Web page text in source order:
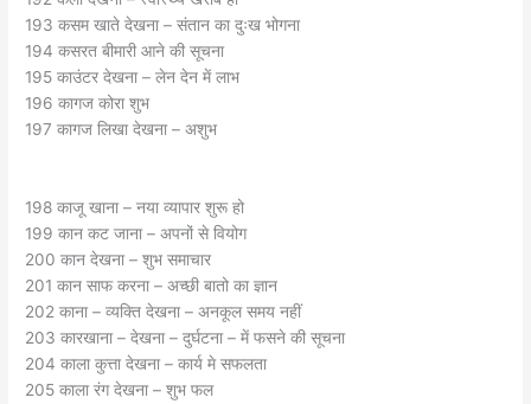
193 कसम खाते देखना – संतान का दुःख भोगना
194 कसरत बीमारी आने की सूचना
195 काउंटर देखना – लेन देन में लाभ
196 कागज कोरा शुभ
197 कागज लिखा देखना – अशुभ
198 काजू खाना – नया व्यापार शुरू हो
199 कान कट जाना – अपनों से वियोग
200 कान देखना – शुभ समाचार
201 कान साफ करना – अच्छी बातो का ज्ञान
202 काना – व्यक्ति देखना – अनकूल समय नहीं
203 कारखाना – देखना – दुर्घटना – में फसने की सूचना
204 काला कुत्ता देखना – कार्य मे सफलता
205 काला रंग देखना – शुभ फल